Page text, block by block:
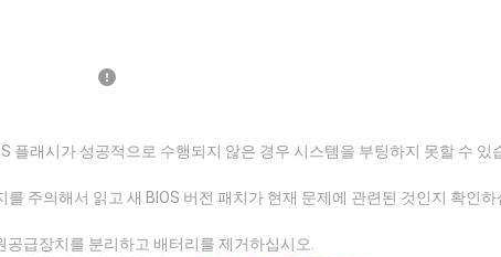
플래시가 성공적으로 수행되지 않은 경우 시스템을 부팅하지 못할 수 있
주의해서 읽고 새 BIOS 버전 패치가 현재 문제에 관련된 것인지 확인하
급장치를 분리하고 배터리를 제거하십시오.